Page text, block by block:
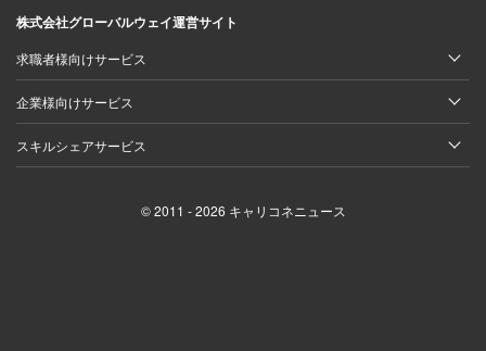
株式会社グローバルウェイ運営サイト
求職者様向けサービス
企業様向けサービス
スキルシェアサービス
© 2011 - 2026 キャリコネニュース